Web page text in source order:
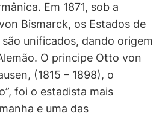
Em 1871, sob a
Bismarck, os Estados de
unificados, dando origem
O principe Otto von
(1815 – 1898), o
foi o estadista mais
e uma das